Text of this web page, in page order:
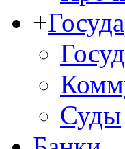
+
Суды